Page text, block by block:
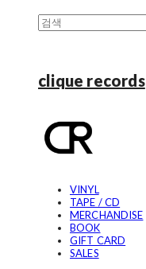
clique records
VINYL
TAPE / CD
MERCHANDISE
BOOK
GIFT CARD
SALES